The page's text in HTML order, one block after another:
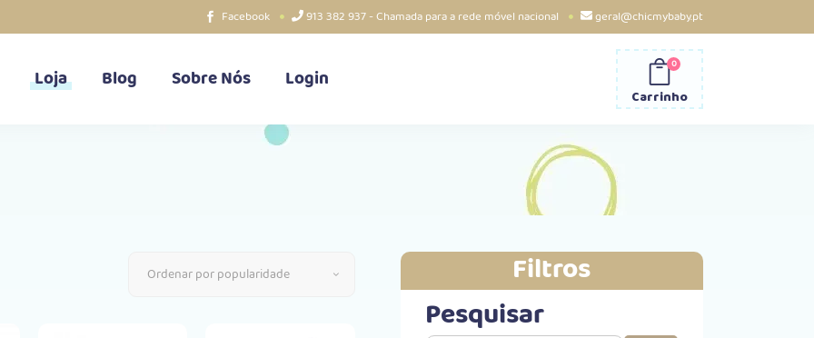
Facebook 913 382 937 - Chamada para a rede móvel nacional geral@chicmybaby.pt
Loja Blog Sobre Nós Login
Carrinho
0
Ordenar por popularidade
Filtros
Pesquisar